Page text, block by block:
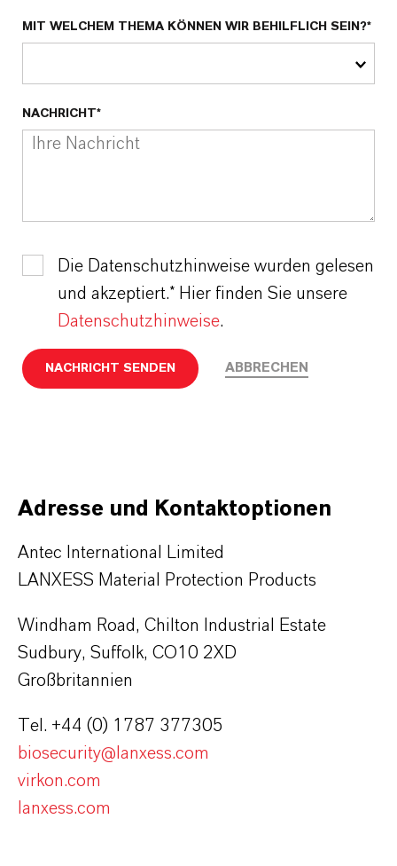
MIT WELCHEM THEMA KÖNNEN WIR BEHILFLICH SEIN?*
NACHRICHT*
Die Datenschutzhinweise wurden gelesen
und akzeptiert.* Hier finden Sie unsere
Datenschutzhinweise.
NACHRICHT SENDEN ABBRECHEN
Adresse und Kontaktoptionen
Antec International Limited
LANXESS Material Protection Products
Windham Road, Chilton Industrial Estate
Sudbury, Suffolk, CO10 2XD
Großbritannien
Tel. +44 (0) 1787 377305
biosecurity@lanxess.com
virkon.com
lanxess.com